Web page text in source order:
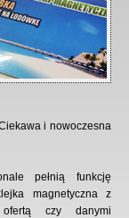
i nowoczesna
pełnią funkcję
magnetyczna z
czy danymi